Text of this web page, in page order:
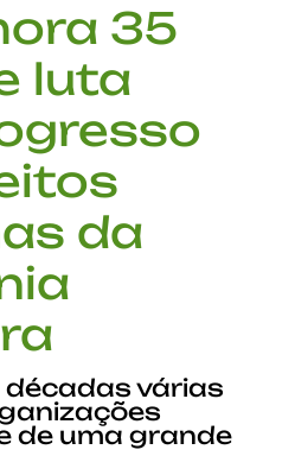
35
luta
da
décadas várias
de uma grande